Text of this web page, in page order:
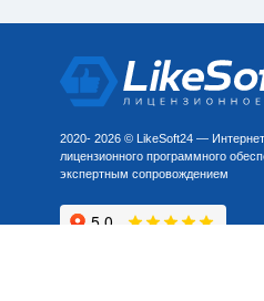
2020- 2026 © LikeSoft24 —
лицензионного программного
экспертным сопровождением